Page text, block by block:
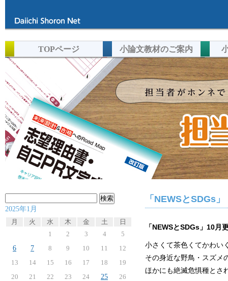
TOPページ 小論文教材のご案内
索:
2025年1月
月
火 水 木 金 土 日
1 2 3 4
5
6
7 8 9 10 11
12
13
14 15 16 17 18
19
20
21 22 23 24 25
26
「NEWSとSDGs
「NEWSとSDGs」10月
小さくて茶色くてかわい
その身近な野鳥・スズメ
ほかにも絶滅危惧種とさ